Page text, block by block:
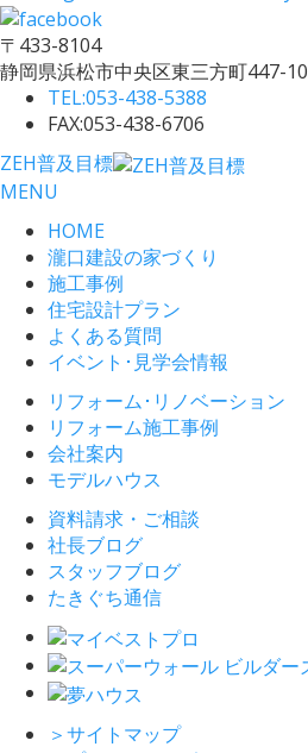
〒433-8104
静岡県浜松市中央区東三方町447-10
TEL:053-438-5388
FAX:053-438-6706
ZEH普及目標
MENU
HOME
瀧口建設の家づくり
施工事例
住宅設計プラン
よくある質問
イベント･見学会情報
リフォーム･リノベーション
リフォーム施工事例
会社案内
モデルハウス
資料請求・ご相談
社長ブログ
スタッフブログ
たきぐち通信
＞サイトマップ